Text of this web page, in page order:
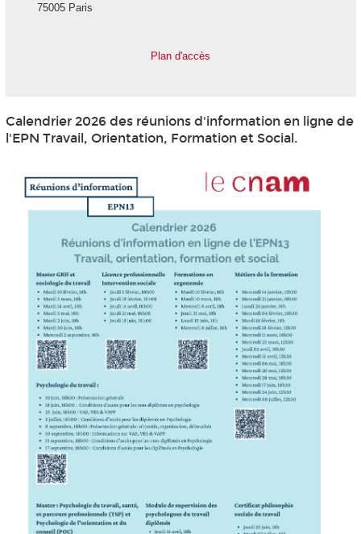
75005 Paris
Plan d'accès
Calendrier 2026 des réunions d'information en ligne de
l'EPN Travail, Orientation, Formation et Social.